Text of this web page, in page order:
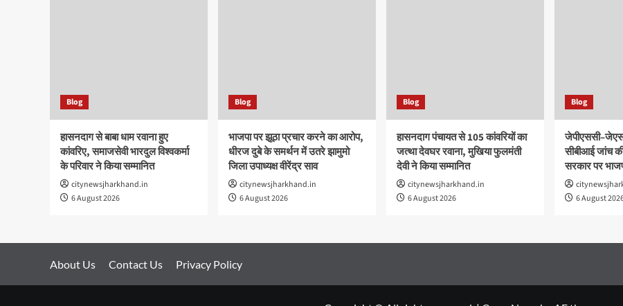
Blog
हासनदाग से बाबा धाम रवाना हुए
कांवरिए, समाजसेवी भारदुल विश्वकर्मा
के परिवार ने किया सम्मानित
citynewsjharkhand.in
6 August 2026
Blog
भाजपा पर झूठा प्रचार करने का आरोप,
धीरज दुबे के समर्थन में उतरे झामुमो
जिला उपाध्यक्ष वीरेंद्र साव
citynewsjharkhand.in
6 August 2026
Blog
हासनदाग पंचायत से 105 कांवरियों का
जत्था देवघर रवाना, मुखिया फुलमंती
देवी ने किया सम्मानित
citynewsjharkhand.in
6 August 2026
Blog
सीबीआई जांच
सरकार पर
6 August
About Us Contact Us Privacy Policy